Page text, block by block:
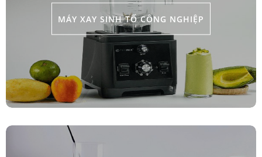
MÁY XAY SINH TỐ CÔNG NGHIỆP